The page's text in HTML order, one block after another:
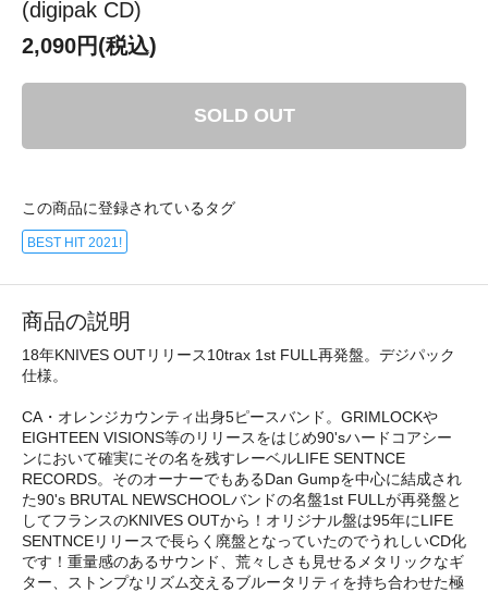
(digipak CD)
2,090円(税込)
SOLD OUT
この商品に登録されているタグ
BEST HIT 2021!
商品の説明
18年KNIVES OUTリリース10trax 1st FULL再発盤。デジパック
仕様。
CA・オレンジカウンティ出身5ピースバンド。GRIMLOCKや
EIGHTEEN VISIONS等のリリースをはじめ90'sハードコアシー
ンにおいて確実にその名を残すレーベルLIFE SENTNCE
RECORDS。そのオーナーでもあるDan Gumpを中心に結成され
た90's BRUTAL NEWSCHOOLバンドの名盤1st FULLが再発盤と
してフランスのKNIVES OUTから！オリジナル盤は95年にLIFE
SENTNCEリリースで長らく廃盤となっていたのでうれしいCD化
です！重量感のあるサウンド、荒々しさも見せるメタリックなギ
ター、ストンプなリズム交えるブルータリティを持ち合わせた極